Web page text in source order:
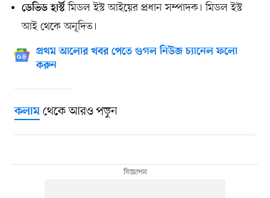
ডেভিড হার্স্টমিডল ইস্ট আইয়ের প্রধান সম্পাদক। মিডল ইস্ট
আই থেকে অনূদিত।
প্রথম আলোর খবর পেতে গুগল নিউজ চ্যানেল ফলো
করুন
কলামথেকে আরও পড়ুন